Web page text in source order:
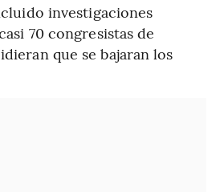
investigaciones
70 congresistas de
que se bajaran los